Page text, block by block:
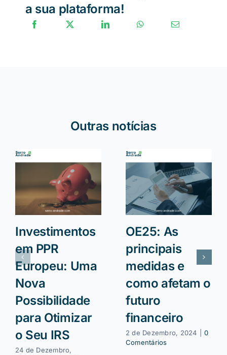
a sua plataforma!
Outras notícias
Investimentos
em PPR
Europeu: Uma
Nova
Possibilidade
para Otimizar
o Seu IRS
24 de Dezembro,
OE25: As
principais
medidas e
como afetam o
futuro
financeiro
2 de Dezembro, 2024
0
Comentários